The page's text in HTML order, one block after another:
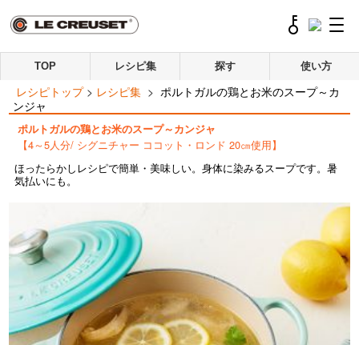
TOP レシピ集 探す 使い方
レシピトップ > レシピ集 > ポルトガルの鶏とお米のスープ～カ
ンジャ
ポルトガルの鶏とお米のスープ～カンジャ
【4～5人分/ シグニチャー ココット・ロンド 20㎝使用】
ほったらかしレシピで簡単・美味しい。身体に染みるスープです。暑
気払いにも。